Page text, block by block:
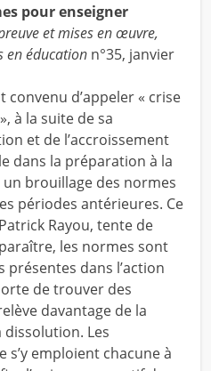
pour enseigner
et mises en œuvre,
en éducationn°35, janvier
convenu d’appeler « crise
à la suite de sa
et de l’accroissement
dans la préparation à la
brouillage des normes
périodes antérieures. Ce
Rayou, tente de
les normes sont
dans l’action
de trouver des
davantage de la
Les
s’y emploient chacune à